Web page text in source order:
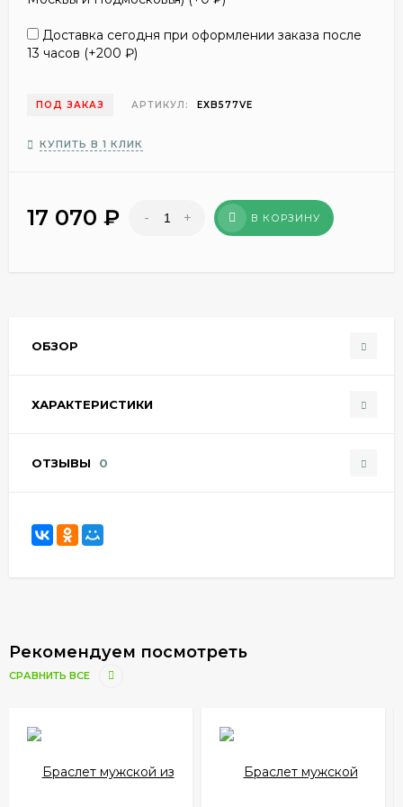
Доставка сегодня при оформлении заказа после
13 часов (+200 ₽)
ПОД ЗАКАЗ АРТИКУЛ: EXB577VE
КУПИТЬ В 1 КЛИК
17 070 ₽ - + В КОРЗИНУ
ОБЗОР
ХАРАКТЕРИСТИКИ
ОТЗЫВЫ 0
Рекомендуем посмотреть
СРАВНИТЬ ВСЕ